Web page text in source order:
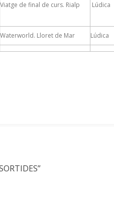
Viatge de final de curs. Rialp Lúdica
Waterworld. Lloret de Mar Lúdica
”